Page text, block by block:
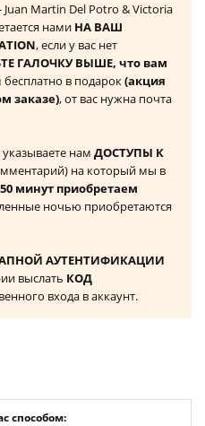
Martin Del Potro & Victoria
нами НА ВАШ
, если у вас нет
ГАЛОЧКУ ВЫШЕ, что вам
бесплатно в подарок(акция
заказе), от вас нужна почта
нам ДОСТУПЫ К
на который мы в
минут приобретаем
ночью приобретаются
АУТЕНТИФИКАЦИИ
выслать КОД
входа в аккаунт.
способом: